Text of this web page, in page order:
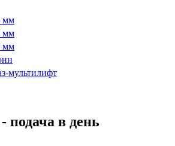
мм
мм
мм
мультилифт
подача в день